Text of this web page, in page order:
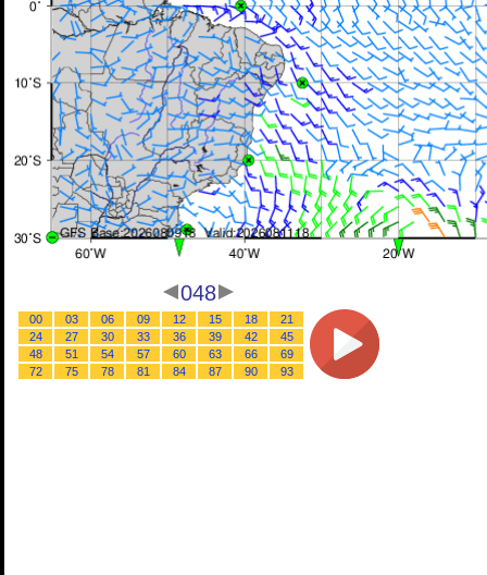
048
00 03 06 09 12 15 18
21
24
27 30 33 36 39 42
45
48
51 54 57 60 63 66
69
72
75 78 81 84 87 90 93